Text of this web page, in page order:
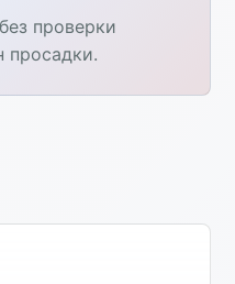
проверки
просадки.